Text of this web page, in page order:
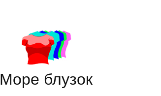
Море блузок